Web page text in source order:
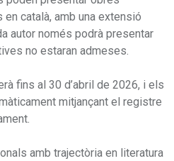
català, amb una extensió
autor només podrà presentar
no estaran admeses.
fins al 30 d’abril de 2026, i els
mitjançant el registre
amb trajectòria en literatura